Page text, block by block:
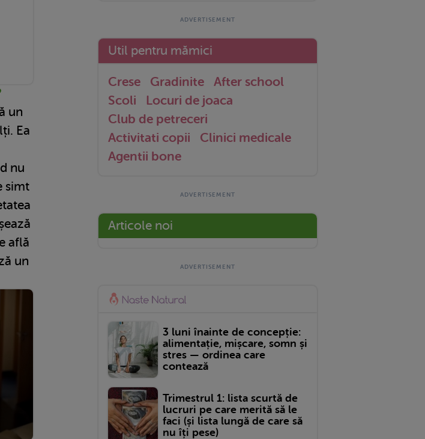
un
Ea
nu
simt
află
un
Util pentru mămici
Crese Gradinite
After school
Scoli
Locuri de joaca
Club de petreceri
Activitati copii
Clinici medicale
Agentii bone
Articole noi
3 luni înainte de concepție:
alimentație, mișcare, somn și
stres — ordinea care
contează
Trimestrul 1: lista scurtă de
lucruri pe care merită să le
faci (și lista lungă de care să
nu îți pese)